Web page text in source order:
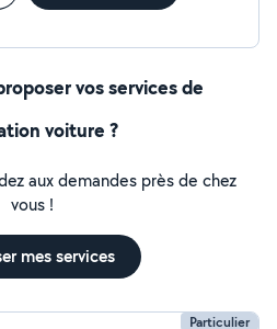
vos services de
voiture ?
aux demandes près de chez
vous !
mes services
Particulier